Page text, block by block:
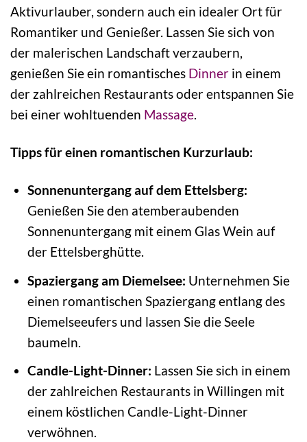
Aktivurlauber, sondern auch ein idealer Ort für
Romantiker und Genießer. Lassen Sie sich von
der malerischen Landschaft verzaubern,
genießen Sie ein romantisches Dinner in einem
der zahlreichen Restaurants oder entspannen Sie
bei einer wohltuenden Massage.
Tipps für einen romantischen Kurzurlaub:
Sonnenuntergang auf dem Ettelsberg:
Genießen Sie den atemberaubenden
Sonnenuntergang mit einem Glas Wein auf
der Ettelsberghütte.
Spaziergang am Diemelsee: Unternehmen Sie
einen romantischen Spaziergang entlang des
Diemelseeufers und lassen Sie die Seele
baumeln.
Candle-Light-Dinner: Lassen Sie sich in einem
der zahlreichen Restaurants in Willingen mit
einem köstlichen Candle-Light-Dinner
verwöhnen.